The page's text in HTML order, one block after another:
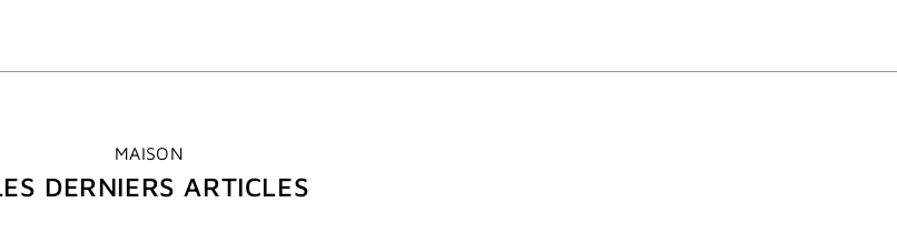
MAISON
DERNIERS ARTICLES